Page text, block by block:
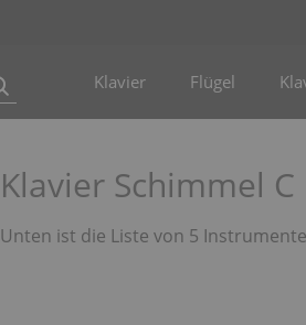
Klavier Flügel
Klavier Schimmel
Unten ist die Liste von 5